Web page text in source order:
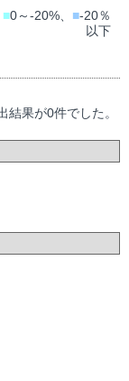
■0～-20%、 ■-20％
以下
結果が0件でした。